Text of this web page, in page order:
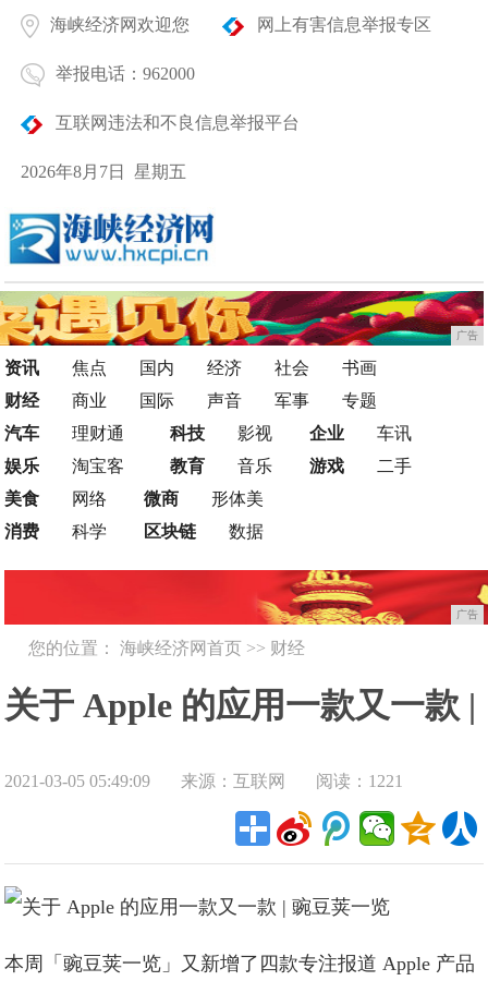
海峡经济网欢迎您 网上有害信息举报专区
举报电话：962000
互联网违法和不良信息举报平台
2026年8月7日 星期五
广告
资讯 焦点 国内 经济 社会
书画
财经
商业 国际 声音 军事
专题
汽车
理财通
娱乐
淘宝客
科技
影视
教育
音乐
企业
车讯
游戏
二手
美食
网络
消费
科学
微商
形体美
区块链
数据
广告
您的位置：海峡经济网首页 >> 财经
关于 Apple 的应用一款又一款 |
豌豆荚一览!
2021-03-05 05:49:09 来源：互联网 阅读：1221
本周「豌豆荚一览」又新增了四款专注报道 Apple 产品